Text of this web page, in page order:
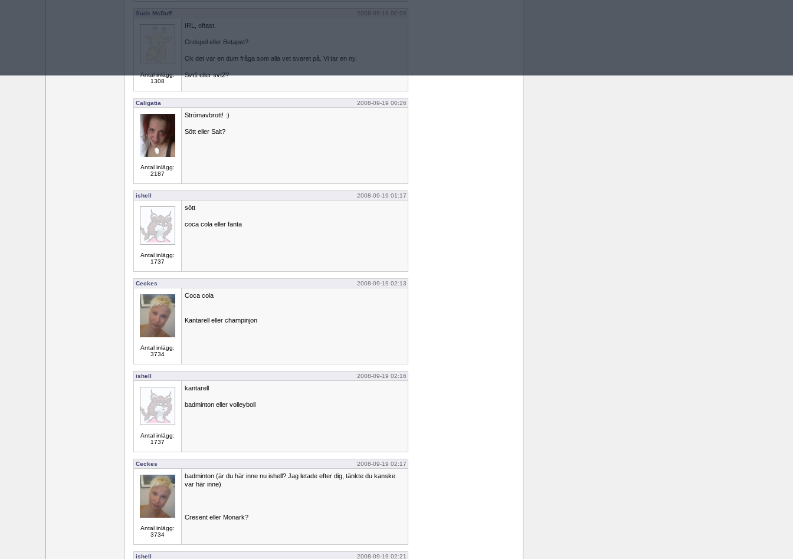
Suds McDuff 2008-09-19 00:00
Antal inlägg:
1308
IRL, oftast.
Ordspel eller Betapet?
Ok det var en dum fråga som alla vet svaret på. Vi tar en ny.
Svt1 eller svt2?
Caligatia 2008-09-19 00:26
Antal inlägg:
2187
Strömavbrott! :)
Sött eller Salt?
ishell 2008-09-19 01:17
Antal inlägg:
1737
sött
coca cola eller fanta
Ceckes 2008-09-19 02:13
Antal inlägg:
3734
Coca cola
Kantarell eller champinjon
ishell 2008-09-19 02:16
Antal inlägg:
1737
kantarell
badminton eller volleyboll
Ceckes 2008-09-19 02:17
Antal inlägg:
3734
badminton (är du här inne nu ishell? Jag letade efter dig, tänkte du kanske
var här inne)
Cresent eller Monark?
ishell 2008-09-19 02:21